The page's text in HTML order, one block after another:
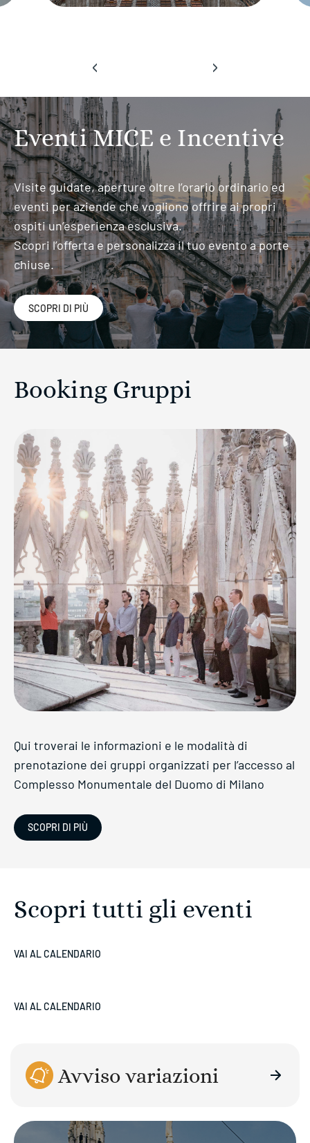
‹ ›
Eventi MICE e Incentive
Visite guidate, aperture oltre l’orario ordinario ed
eventi per aziende che vogliono offrire ai propri
ospiti un’esperienza esclusiva.
Scopri l’offerta e personalizza il tuo evento a porte
chiuse.
SCOPRI DI PIÙ
Booking Gruppi
Qui troverai le informazioni e le modalità di
prenotazione dei gruppi organizzati per l’accesso al
Complesso Monumentale del Duomo di Milano
SCOPRI DI PIÙ
Scopri tutti gli eventi
VAI AL CALENDARIO
VAI AL CALENDARIO
Avviso variazioni